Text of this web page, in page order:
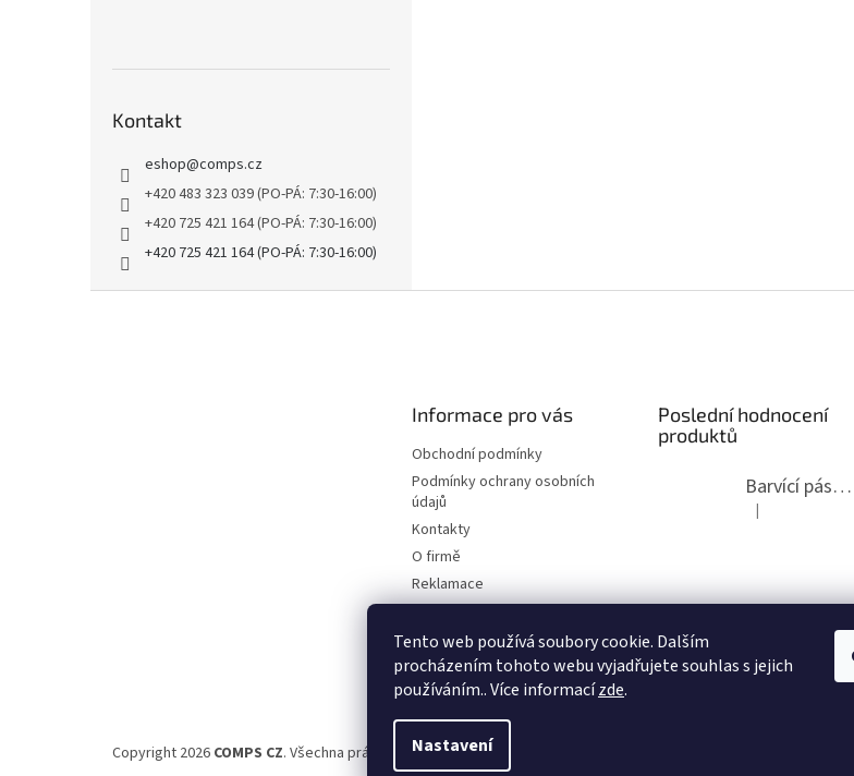
Tento web používá soubory cookie. Dalším
procházením tohoto webu vyjadřujete souhlas s jejich
používáním.. Více informacízde.
Nastavení
Kontakt
eshop@comps.cz
+420 483 323 039 (PO-PÁ: 7:30-16:00)
+420 725 421 164 (PO-PÁ: 7:30-16:00)
+420 725 421 164 (PO-PÁ: 7:30-16:00)
Informace pro vás
Obchodní podmínky
Podmínky ochrany osobních
údajů
Kontakty
O firmě
Reklamace
Elektromobilita 2020
Certifikáty
Možnosti dopravy
Poslední hodnocení
produktů
Barvící páska pro psací stroje DIN 1, DIN 13/10, LAND, PA červenočerná
Hodnocení
|
Copyright 2026 COMPS CZ. Všechna práva vyhrazena.